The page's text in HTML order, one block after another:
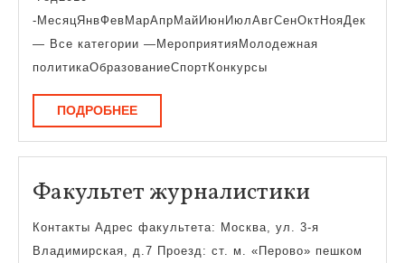
-МесяцЯнвФевМарАпрМайИюнИюлАвгСенОктНояДек
— Все категории —МероприятияМолодежная
политикаОбразованиеСпортКонкурсы
ПОДРОБНЕЕПОДРОБНЕЕ
Факультет журналистики
Контакты Адрес факультета: Москва, ул. 3-я
Владимирская, д.7 Проезд: ст. м. «Перово» пешком